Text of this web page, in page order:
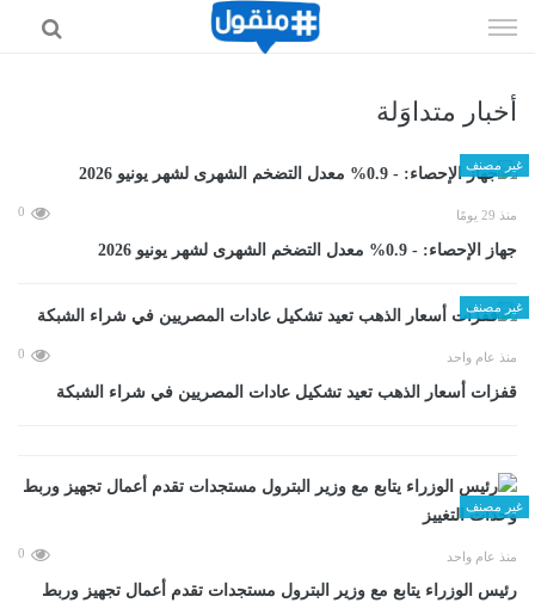
الى
أخبار متداوَلة
غير مصنف
منذ 29 يومًا 0
جهاز الإحصاء: - 0.9% معدل التضخم الشهرى لشهر يونيو 2026
غير مصنف
منذ عام واحد 0
قفزات أسعار الذهب تعيد تشكيل عادات المصريين في شراء الشبكة
غير مصنف
منذ عام واحد 0
رئيس الوزراء يتابع مع وزير البترول مستجدات تقدم أعمال تجهيز وربط